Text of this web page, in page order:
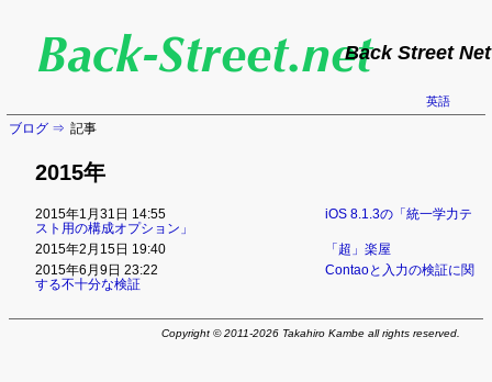
Back Street Net
英語
ブログ 記事
2015年
2015年1月31日 14:55
iOS 8.1.3の「統一学力テ
スト用の構成オプション」
2015年2月15日 19:40
「超」楽屋
2015年6月9日 23:22
Contaoと入力の検証に関
する不十分な検証
Copyright © 2011-2026 Takahiro Kambe all rights reserved.